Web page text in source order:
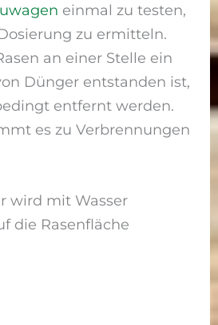
einmal zu testen,
zu ermitteln.
an einer Stelle ein
Dünger entstanden ist,
entfernt werden.
es zu Verbrennungen
wird mit Wasser
die Rasenfläche